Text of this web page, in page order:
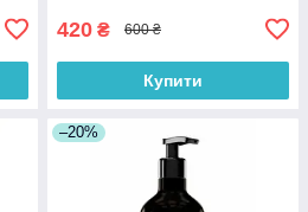
420 ₴ 600 ₴
Купити
–20%